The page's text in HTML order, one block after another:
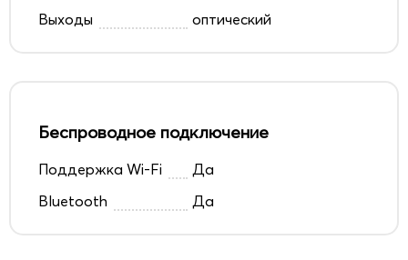
Выходы
оптический
Беспроводное подключение
Поддержка Wi-Fi
Да
Bluetooth
Да